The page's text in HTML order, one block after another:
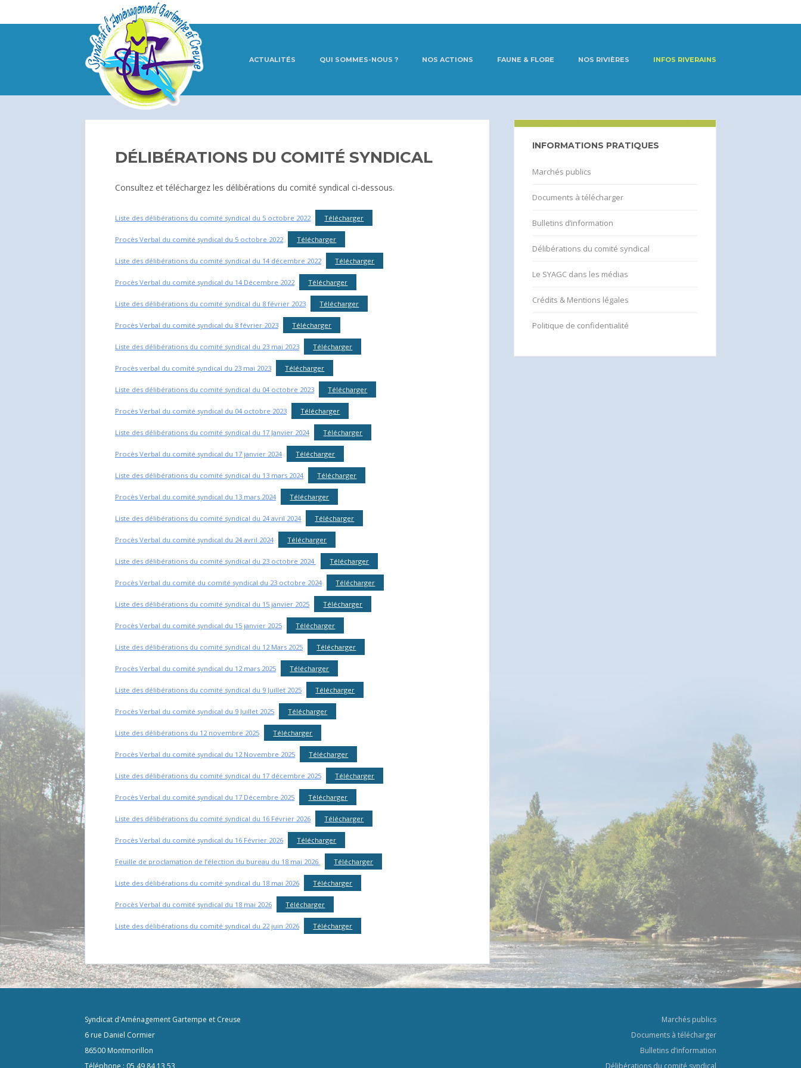
ACTUALITÉS QUI SOMMES-NOUS ? NOS ACTIONS FAUNE & FLORE NOS RIVIÈRES INFOS RIVERAINS
DÉLIBÉRATIONS DU COMITÉ SYNDICAL
Consultez et téléchargez les délibérations du comité syndical ci-dessous.
Liste des délibérations du comité syndical du 5 octobre 2022 Télécharger
Procès Verbal du comité syndical du 5 octobre 2022 Télécharger
Liste des délibérations du comité syndical du 14 décembre 2022 Télécharger
Procès Verbal du comité syndical du 14 Décembre 2022 Télécharger
Liste des délibérations du comité syndical du 8 février 2023 Télécharger
Procès Verbal du comité syndical du 8 février 2023 Télécharger
Liste des délibérations du comité syndical du 23 mai 2023 Télécharger
Procès verbal du comité syndical du 23 mai 2023 Télécharger
Liste des délibérations du comité syndical du 04 octobre 2023 Télécharger
Procès Verbal du comité syndical du 04 octobre 2023 Télécharger
Liste des délibérations du comité syndical du 17 Janvier 2024 Télécharger
Procès Verbal du comité syndical du 17 janvier 2024 Télécharger
Liste des délibérations du comité syndical du 13 mars 2024 Télécharger
Procès Verbal du comité syndical du 13 mars 2024 Télécharger
Liste des délibérations du comité syndical du 24 avril 2024 Télécharger
Procès Verbal du comité syndical du 24 avril 2024 Télécharger
Liste des délibérations du comité syndical du 23 octobre 2024 Télécharger
Procès Verbal du comité du comité syndical du 23 octobre 2024 Télécharger
Liste des délibérations du comité syndical du 15 janvier 2025 Télécharger
Procès Verbal du comité syndical du 15 janvier 2025 Télécharger
Liste des délibérations du comité syndical du 12 Mars 2025 Télécharger
Procès Verbal du comité syndical du 12 mars 2025 Télécharger
Liste des délibérations du comité syndical du 9 Juillet 2025 Télécharger
Procès Verbal du comité syndical du 9 Juillet 2025 Télécharger
Liste des délibérations du 12 novembre 2025 Télécharger
Procès Verbal du comité syndical du 12 Novembre 2025 Télécharger
Liste des délibérations du comité syndical du 17 décembre 2025 Télécharger
Procès Verbal du comité syndical du 17 Décembre 2025 Télécharger
Liste des délibérations du comité syndical du 16 Février 2026 Télécharger
Procès Verbal du comité syndical du 16 Février 2026 Télécharger
Feuille de proclamation de l’élection du bureau du 18 mai 2026 Télécharger
Liste des délibérations du comité syndical du 18 mai 2026 Télécharger
Procès Verbal du comité syndical du 18 mai 2026 Télécharger
Liste des délibérations du comité syndical du 22 juin 2026 Télécharger
INFORMATIONS PRATIQUES
Marchés publics
Documents à télécharger
Bulletins d’information
Délibérations du comité syndical
Le SYAGC dans les médias
Crédits & Mentions légales
Politique de confidentialité
Syndicat d'Aménagement Gartempe et Creuse
6 rue Daniel Cormier
86500 Montmorillon
Téléphone : 05 49 84 13 53
Marchés publics
Documents à télécharger
Bulletins d’information
Délibérations du comité syndical